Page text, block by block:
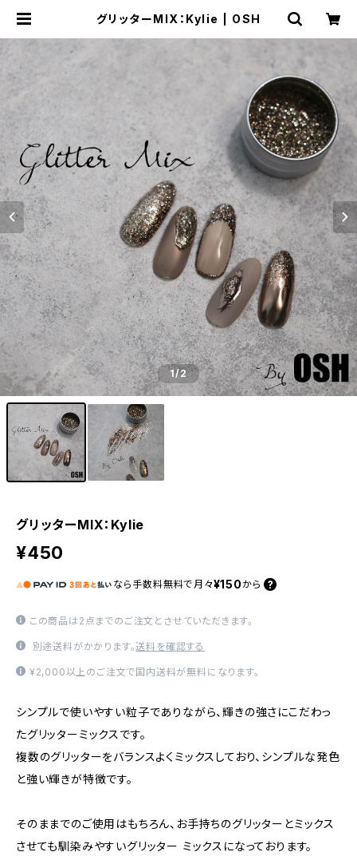
グリッターMIX：Kylie | OSH
1/2
グリッターMIX：Kylie
¥450
なら 手数料無料で 月々¥150 から
この商品は2点までのご注文とさせていただきます。
別途送料がかかります。送料を確認する
¥2,000以上のご注文で国内送料が無料になります。
シンプルで使いやすい粒子でありながら、輝きの強さにこだわっ
たグリッターミックスです。
複数のグリッターをバランスよくミックスしており、シンプルな発色
と強い輝きが特徴です。
そのままでのご使用はもちろん、お手持ちのグリッターとミックス
させても馴染みやすいグリッター ミックスになっております。